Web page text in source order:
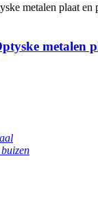
metalen